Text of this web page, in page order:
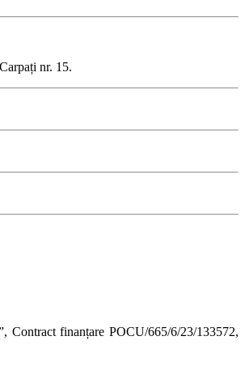
nr. 15.
Contract finanțare POCU/665/6/23/133572,